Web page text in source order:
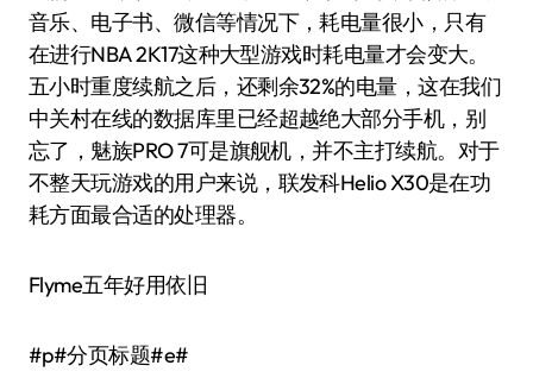
音乐、电子书、微信等情况下，耗电量很小，只有
在进行NBA 2K17这种大型游戏时耗电量才会变大。
五小时重度续航之后，还剩余32%的电量，这在我们
中关村在线的数据库里已经超越绝大部分手机，别
忘了，魅族PRO 7可是旗舰机，并不主打续航。对于
不整天玩游戏的用户来说，联发科Helio X30是在功
耗方面最合适的处理器。
Flyme五年好用依旧
#p#分页标题#e#